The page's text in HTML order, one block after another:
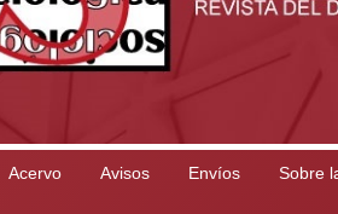
Acervo Avisos Envíos Sobre